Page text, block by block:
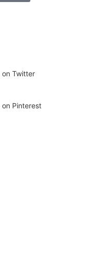
on Twitter
on Pinterest